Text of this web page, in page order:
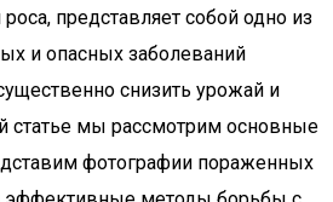
представляет собой одно из
и опасных заболеваний
снизить урожай и
статье мы рассмотрим основные
фотографии пораженных